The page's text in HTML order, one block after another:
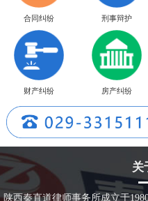
合同纠纷 刑事辩护
财产纠纷 房产纠纷
关
陕西秦直道律师事务所成立于